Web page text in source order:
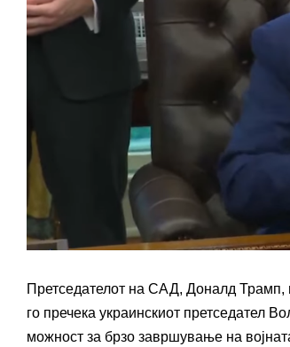
Претседателот на САД, Доналд Трамп,
го пречека украинскиот претседател
можност за брзо завршување на